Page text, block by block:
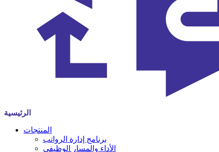
الرئيسية
المنتجات
برنامج إدارة الرواتب
الأداء والمسار الوظيفي